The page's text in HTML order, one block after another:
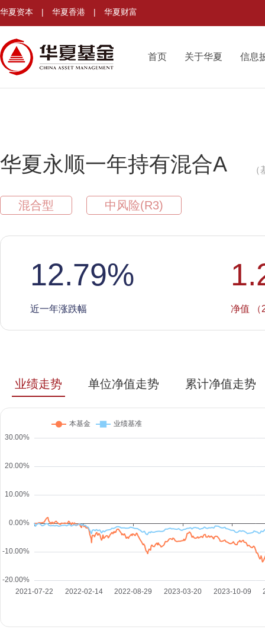
华夏资本 | 华夏香港 | 华夏财富
首页 关于华夏 信息
华夏永顺一年持有混合A
混合型 中风险(R3)
12.79%
近一年涨跌幅 净值 （
业绩走势 单位净值走势 累计净值走势